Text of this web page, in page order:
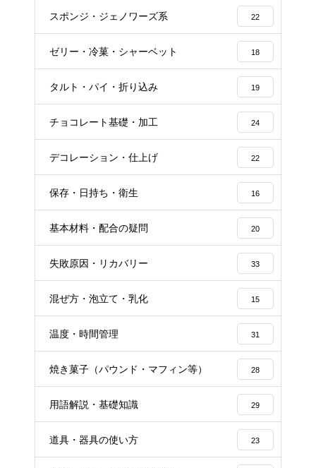
スポンジ・ジェノワーズ系 22
ゼリー・冷菓・シャーベット 18
タルト・パイ・折り込み 19
チョコレート基礎・加工 24
デコレーション・仕上げ 22
保存・日持ち・衛生 16
基本材料・配合の疑問 20
失敗原因・リカバリー 33
混ぜ方・泡立て・乳化 15
温度・時間管理 31
焼き菓子（パウンド・マフィン等） 28
用語解説・基礎知識 29
道具・器具の使い方 23